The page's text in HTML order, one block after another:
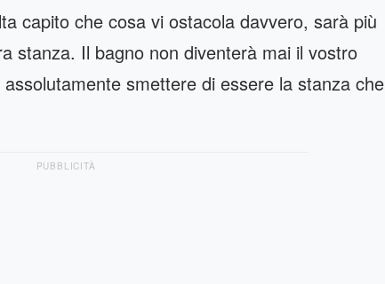
capito che cosa vi ostacola davvero, sarà più
stanza. Il bagno non diventerà mai il vostro
smettere di essere la stanza che
PUBBLICITÀ